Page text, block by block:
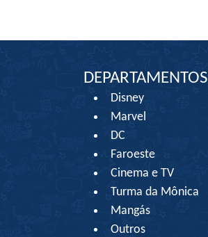
DEPARTAMENTOS
Disney
Marvel
DC
Faroeste
Cinema e TV
Turma da Mônica
Mangás
Outros